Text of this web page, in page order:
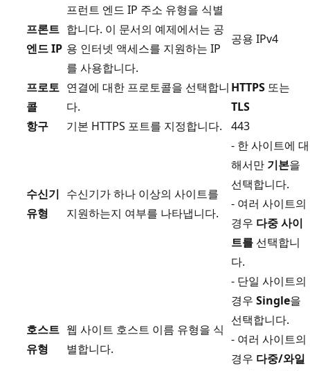
프론트
엔드 IP
프런트 엔드 IP 주소 유형을 식별
합니다. 이 문서의 예제에서는 공
용 인터넷 액세스를 지원하는 IP
를 사용합니다.
공용 IPv4
프로토
콜
연결에 대한 프로토콜을 선택합니
다.
HTTPS 또는
TLS
항구
기본 HTTPS 포트를 지정합니다. 443
수신기
유형
수신기가 하나 이상의 사이트를
지원하는지 여부를 나타냅니다.
- 한 사이트에 대
해서만 기본을
선택합니다.
- 여러 사이트의
경우 다중 사이
트를 선택합니
다.
호스트
유형
웹 사이트 호스트 이름 유형을 식
별합니다.
- 단일 사이트의
경우 Single을
선택합니다.
- 여러 사이트의
경우 다중/와일